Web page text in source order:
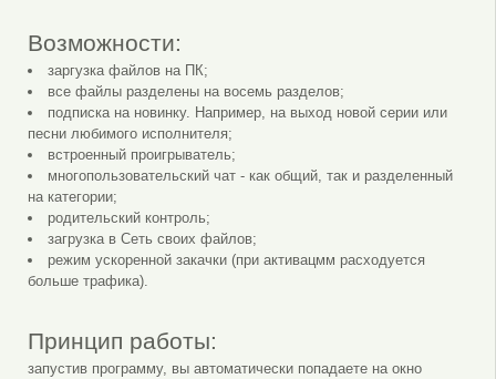
Возможности:
заргузка файлов на ПК;
все файлы разделены на восемь разделов;
подписка на новинку. Например, на выход новой серии или
песни любимого исполнителя;
встроенный проигрыватель;
многопользовательский чат - как общий, так и разделенный
на категории;
родительский контроль;
загрузка в Сеть своих файлов;
режим ускоренной закачки (при активацмм расходуется
больше трафика).
Принцип работы:
запустив программу, вы автоматически попадаете на окно